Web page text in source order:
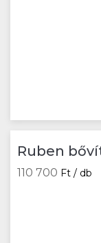
Ruben
artisan
110 700 Ft / db